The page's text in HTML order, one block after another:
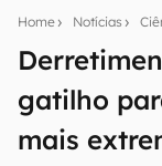
Home Notícias
gatilho
mais
notícias e
E-mail